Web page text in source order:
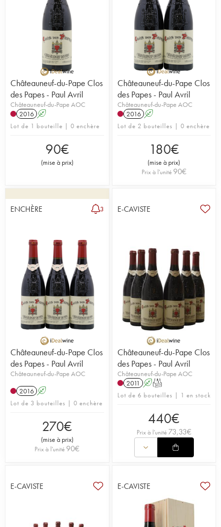
Châteauneuf-du-Pape Clos
des Papes - Paul Avril
Châteauneuf-du-Pape AOC
2016 A
Lot de 1 bouteille | 0 enchère
90€
(mise à prix)
Châteauneuf-du-Pape Clos
des Papes - Paul Avril
Châteauneuf-du-Pape AOC
2016 A
Lot de 2 bouteilles | 0 enchère
180€
(mise à prix)
Prix à l'unité 90€
ENCHÈRE 3
Châteauneuf-du-Pape Clos
des Papes - Paul Avril
Châteauneuf-du-Pape AOC
2016 A
Lot de 3 bouteilles | 0 enchère
270€
(mise à prix)
Prix à l'unité 90€
E-CAVISTE
Châteauneuf-du-Pape Clos
des Papes - Paul Avril
Châteauneuf-du-Pape AOC
2011 AT
Lot de 6 bouteilles | 1 en stock
440€
Prix à l'unité 73,33€
E-CAVISTE E-CAVISTE